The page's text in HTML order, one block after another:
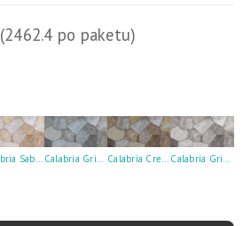
(2462.4 po paketu)
Calabria Sabbia 30X60 Calabria Grigio 30X60 Calabria Crema 30X60 Calabria Grigio Scuro 30X60